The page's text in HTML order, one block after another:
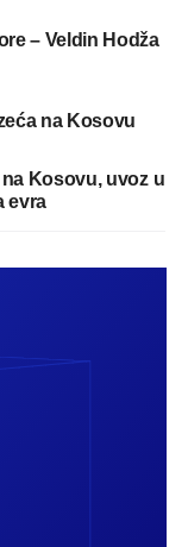
– Veldin Hodža
na Kosovu
Kosovu, uvoz u
evra